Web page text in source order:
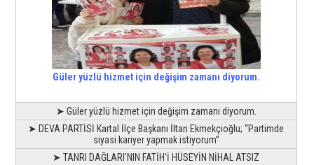
Güler yüzlü hizmet için değişim zamanı diyorum.
➤ Güler yüzlü hizmet için değişim zamanı diyorum.
➤ DEVA PARTİSİ Kartal İlçe Başkanı İltan Ekmekçioğlu; “Partimde
siyasi kariyer yapmak istiyorum”
➤ TANRI DAĞLARI’NIN FATİH’İ HÜSEYİN NİHAL ATSIZ